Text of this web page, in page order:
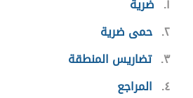
١
ضرية
٢ حمى ضرية
٣ تضاريس المنطقة
٤
المراجع